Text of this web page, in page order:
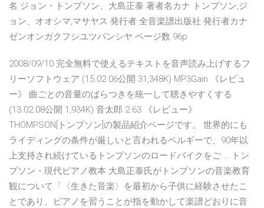
名 ジョン・トンプソン、大島正泰 著者名カナ トンプソン,ジ
ョン、オオシマ,マサヤス 発行者 全音楽譜出版社 発行者カナ
ゼンオンガクフシユツパンシヤ ページ数 96p
2008/09/10 完全無料で使えるテキストを音声読み上げするフ
リーソフトウェア (15.02.06公開 31,348K) MP3Gain 《レビュ
ー》 曲ごとの音量のばらつきを統一して聴きやすくする
(13.02.08公開 1,934K) 音太郎 2.63 《レビュー》
THOMPSON[トンプソン]の製品紹介ページです。 世界的にも
ライディングの条件が厳しいと言われるベルギーで、90年以
上支持され続けているトンプソンのロードバイクをご … トン
プソン・現代ピアノ教本 大島正泰氏がトンプソンの音楽教育
観について「〈生きた音楽〉を最初から子供に経験させたこ
とであり、ピアノを習うことが指を動かして楽譜どおりに音